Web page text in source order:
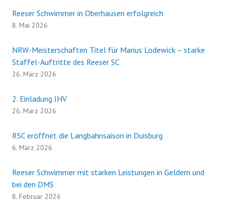
Reeser Schwimmer in Oberhausen erfolgreich
8. Mai 2026
NRW-Meisterschaften Titel für Marius Lodewick – starke
Staffel-Auftritte des Reeser SC
26. März 2026
2. Einladung JHV
26. März 2026
RSC eröffnet die Langbahnsaison in Duisburg
6. März 2026
Reeser Schwimmer mit starken Leistungen in Geldern und
bei den DMS
8. Februar 2026